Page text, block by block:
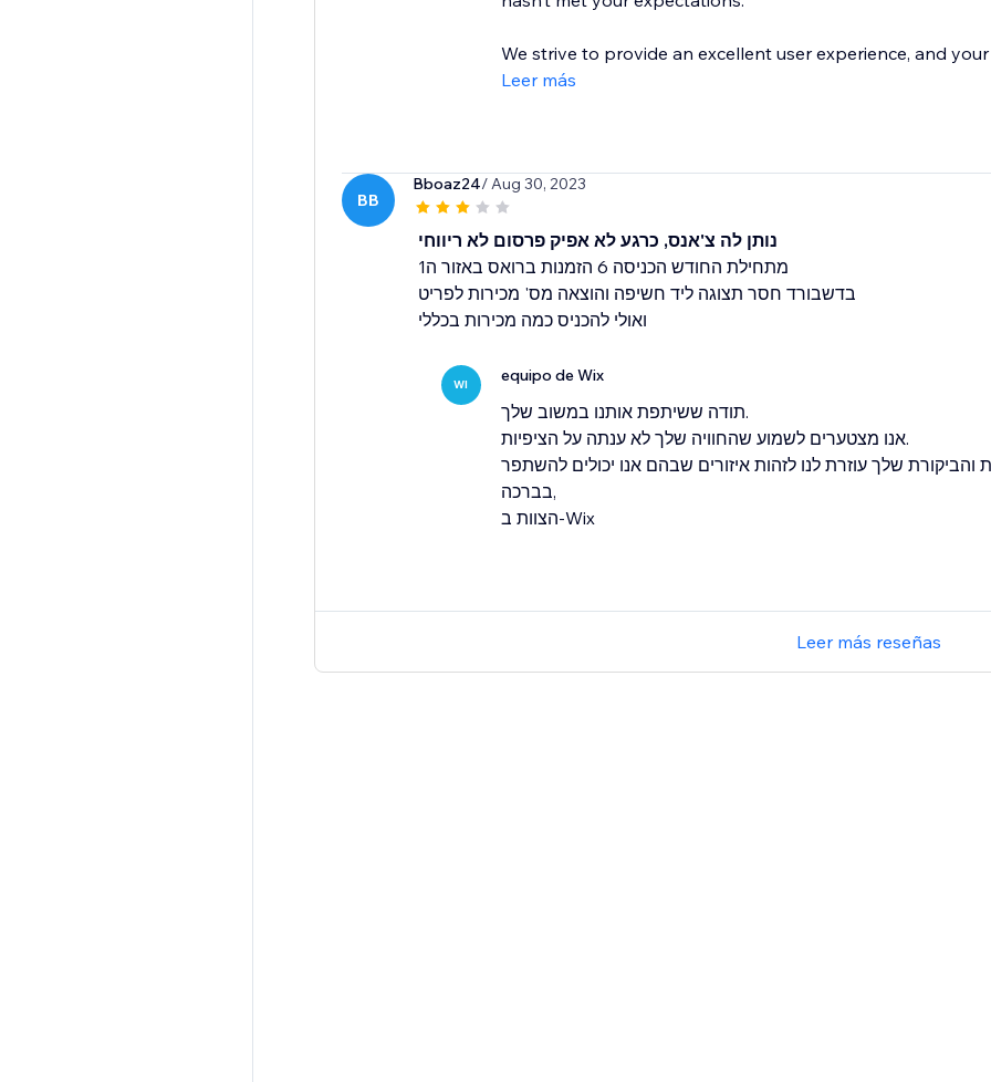
We strive to provide an excellent user experience, and your
Leer más
BB
Bboaz24/ Aug 30, 2023
נותן לה צ'אנס, כרגע לא אפיק פרסום לא ריווחי
מתחילת החודש הכניסה 6 הזמנות ברואס באזור ה1
בדשבורד חסר תצוגה ליד חשיפה והוצאה מס' מכירות לפריט
ואולי להכניס כמה מכירות בכללי
WI equipo de Wix
תודה ששיתפת אותנו במשוב שלך.
אנו מצטערים לשמוע שהחוויה שלך לא ענתה על הציפיות.
שלך עוזרת לנו לזהות איזורים שבהם אנו יכולים להשתפר.
בברכה,
הצוות ב-Wix
Leer más reseñas